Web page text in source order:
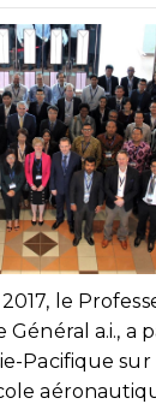
le
Général a.i., a
Pacifique